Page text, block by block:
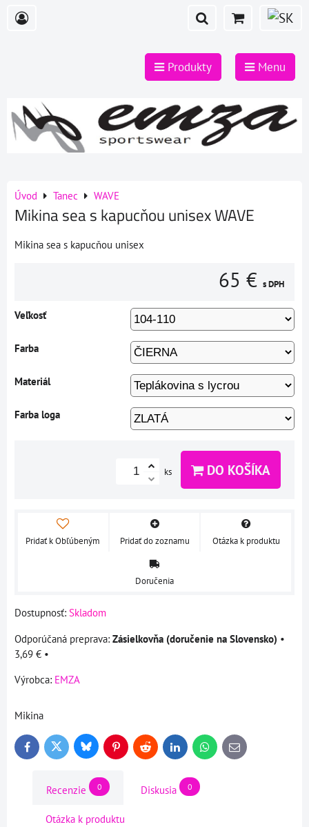
Produkty Menu
Úvod Tanec WAVE
Mikina sea s kapucňou unisex WAVE
Mikina sea s kapucňou unisex
65 € s DPH
Veľkosť
Farba
Materiál
Farba loga
ks DO KOŠÍKA
Pridať k Obľúbeným Pridať do zoznamu Otázka k produktu
Doručenia
Dostupnosť: Skladom
Zásielkovňa (doručenie na Slovensko) •
3,69 € •
Výrobca: EMZA
Mikina
FacebookTwitter BlueskyPinterestReddit LinkedInWhatsApp
E-
mail
Recenzie 0 Diskusia 0
Otázka k produktu